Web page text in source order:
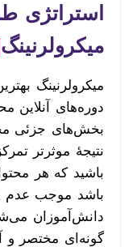
استراتژی
میکرولرنینگ
میکرولرنینگ
دوره‌های
بخش‌های جزئی
نتیجۀ موثرتر
باشید که هر
باشد موجب
دانش‌آموزان
گونه‌ای مختصر و